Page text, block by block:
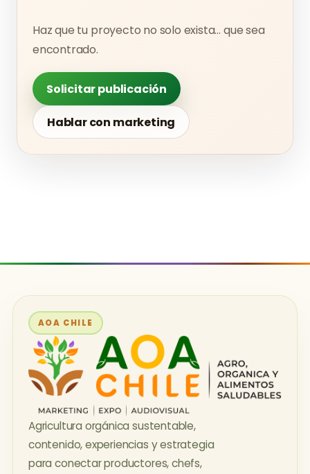
Haz que tu proyecto no solo exista… que sea
encontrado.
Solicitar publicación
Hablar con marketing
AOA CHILE
Agricultura orgánica sustentable,
contenido, experiencias y estrategia
para conectar productores, chefs,